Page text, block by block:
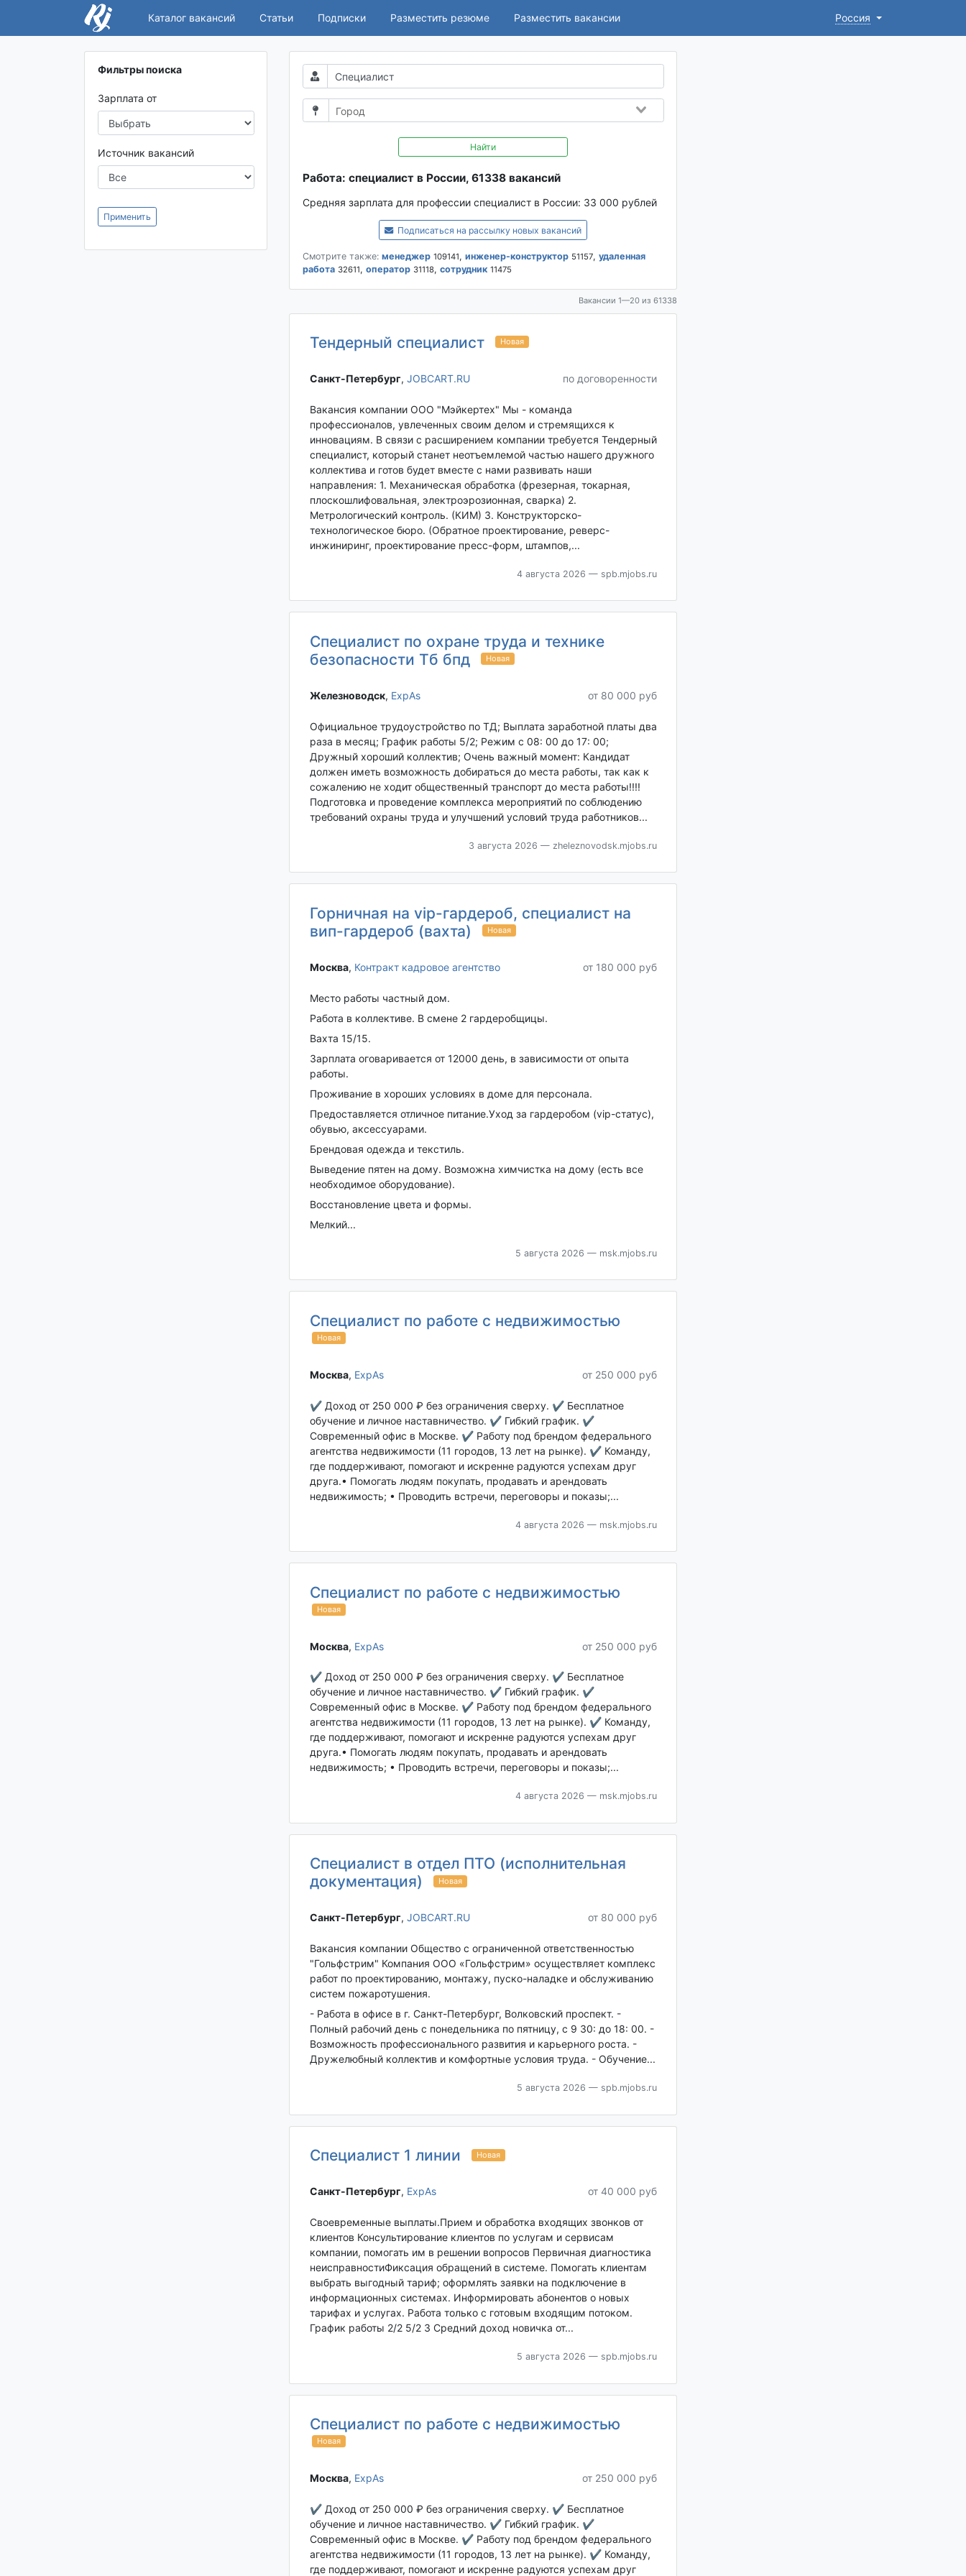
Каталог вакансий Статьи Подписки Разместить резюме Разместить вакансии Россия
Фильтры поиска
Зарплата от
Источник вакансий
Применить
Найти
Работа: специалист в России, 61338 вакансий
Средняя зарплата для профессии специалист в России: 33 000 рублей
Подписаться на рассылку новых вакансий
Смотрите также: менеджер 109141, инженер-конструктор 51157, удаленная
работа 32611, оператор 31118, сотрудник 11475
Вакансии 1—20 из 61338
Тендерный специалист Новая
Санкт-Петербург‎, JOBCART.RU по договоренности
Вакансия компании ООО "Мэйкертех" Мы - команда
профессионалов, увлеченных своим делом и стремящихся к
инновациям. В связи с расширением компании требуется Тендерный
специалист, который станет неотъемлемой частью нашего дружного
коллектива и готов будет вместе с нами развивать наши
направления: 1. Механическая обработка (фрезерная, токарная,
плоскошлифовальная, электроэрозионная, сварка) 2.
Метрологический контроль. (КИМ) 3. Конструкторско-
технологическое бюро. (Обратное проектирование, реверс-
инжиниринг, проектирование пресс-форм, штампов,...
4 августа 2026 — spb.mjobs.ru
Специалист по охране труда и технике
безопасности Тб бпд
Новая
Железноводск‎, ExpAs от 80 000 руб
Официальное трудоустройство по ТД; Выплата заработной платы два
раза в месяц; График работы 5/2; Режим с 08: 00 до 17: 00;
Дружный хороший коллектив; Очень важный момент: Кандидат
должен иметь возможность добираться до места работы, так как к
сожалению не ходит общественный транспорт до места работы!!!!
Подготовкa и пpовeдeниe кoмплекca мероприятий пo соблюдeнию
тpебовaний оxpаны труда и улучшeний условий труда pабoтников...
3 августа 2026 — zheleznovodsk.mjobs.ru
Горничная на vip-гардероб, специалист на
вип-гардероб (вахта)
Новая
Москва‎, Контракт кадровое агентство от 180 000 руб
Место работы частный дом.
Работа в коллективе. В смене 2 гардеробщицы.
Вахта 15/15.
Зарплата оговаривается от 12000 день, в зависимости от опыта
работы.
Проживание в хороших условиях в доме для персонала.
Предоставляется отличное питание.Уход за гардеробом (vip-статус),
обувью, аксессуарами.
Брендовая одежда и текстиль.
Выведение пятен на дому. Возможна химчистка на дому (есть все
необходимое оборудование).
Восстановление цвета и формы.
Мелкий...
5 августа 2026 — msk.mjobs.ru
Специалист по работе с недвижимостью
Новая
Москва‎, ExpAs от 250 000 руб
✔ Доход от 250 000 ₽ без ограничения сверху. ✔ Бесплатное
обучение и личное наставничество. ✔ Гибкий график. ✔
Современный офис в Москве. ✔ Работу под брендом федерального
агентства недвижимости (11 городов, 13 лет на рынке). ✔ Команду,
где поддерживают, помогают и искренне радуются успехам друг
друга.• Помогать людям покупать, продавать и арендовать
недвижимость; • Проводить встречи, переговоры и показы;...
4 августа 2026 — msk.mjobs.ru
Специалист по работе с недвижимостью
Новая
Москва‎, ExpAs от 250 000 руб
✔ Доход от 250 000 ₽ без ограничения сверху. ✔ Бесплатное
обучение и личное наставничество. ✔ Гибкий график. ✔
Современный офис в Москве. ✔ Работу под брендом федерального
агентства недвижимости (11 городов, 13 лет на рынке). ✔ Команду,
где поддерживают, помогают и искренне радуются успехам друг
друга.• Помогать людям покупать, продавать и арендовать
недвижимость; • Проводить встречи, переговоры и показы;...
4 августа 2026 — msk.mjobs.ru
Специалист в отдел ПТО (исполнительная
документация)
Новая
Санкт-Петербург‎, JOBCART.RU от 80 000 руб
Вакансия компании Общество с ограниченной ответственностью
"Гольфстрим" Компания ООО «Гольфстрим» осуществляет комплекс
работ по проектированию, монтажу, пуско-наладке и обслуживанию
систем пожаротушения.
- Работа в офисе в г. Санкт-Петербург, Волковский проспект. -
Полный рабочий день с понедельника по пятницу, с 9 30: до 18: 00. -
Возможность профессионального развития и карьерного роста. -
Дружелюбный коллектив и комфортные условия труда. - Обучение...
5 августа 2026 — spb.mjobs.ru
Специалист 1 линии Новая
Санкт-Петербург‎, ExpAs от 40 000 руб
Своевременные выплаты.Прием и обработка входящих звонков от
клиентов Консультирование клиентов по услугам и сервисам
компании, помогать им в решении вопросов Первичная диагностика
неисправностиФиксация обращений в системе. Помогать клиентам
выбрать выгодный тариф; оформлять заявки на подключение в
информационных системах. Информировать абонентов о новых
тарифах и услугах. Работа только с готовым входящим потоком.
График работы 2/2 5/2 3 Средний доход новичка от...
5 августа 2026 — spb.mjobs.ru
Специалист по работе с недвижимостью
Новая
Москва‎, ExpAs от 250 000 руб
✔ Доход от 250 000 ₽ без ограничения сверху. ✔ Бесплатное
обучение и личное наставничество. ✔ Гибкий график. ✔
Современный офис в Москве. ✔ Работу под брендом федерального
агентства недвижимости (11 городов, 13 лет на рынке). ✔ Команду,
где поддерживают, помогают и искренне радуются успехам друг